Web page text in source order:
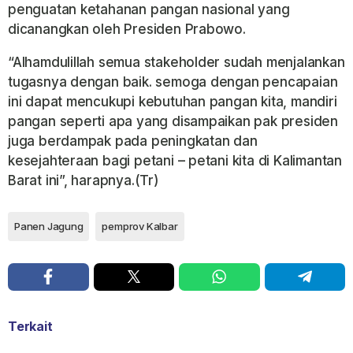
penguatan ketahanan pangan nasional yang
dicanangkan oleh Presiden Prabowo.
“Alhamdulillah semua stakeholder sudah menjalankan
tugasnya dengan baik. semoga dengan pencapaian
ini dapat mencukupi kebutuhan pangan kita, mandiri
pangan seperti apa yang disampaikan pak presiden
juga berdampak pada peningkatan dan
kesejahteraan bagi petani – petani kita di Kalimantan
Barat ini”, harapnya.(Tr)
Panen Jagung pemprov Kalbar
Terkait